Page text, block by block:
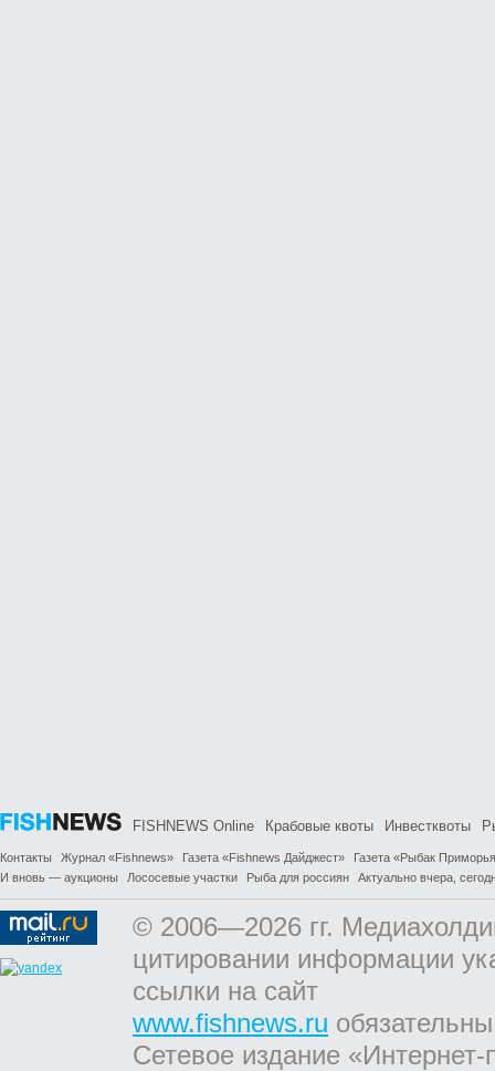
FISHNEWS Online Крабовые квоты Инвестквоты
Контакты Журнал «Fishnews» Газета «Fishnews Дайджест»
Газета «Рыбак
И вновь — аукционы
Лососевые участки Рыба для россиян Актуально вчера,
© 2006—2026 гг.
цитировании информации
ссылки на сайт
www.fishnews.ru
Сетевое издание